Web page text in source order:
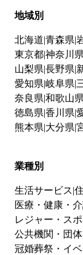
地域別
北海道 青森県
東京都神奈川県
山梨県 長野県
愛知県 岐阜県
奈良県 和歌山県
徳島県 香川県
熊本県 大分県
業種別
生活サービス
医療・健康・
レジャー・ス
公共機関・団体
冠婚葬祭・イベ